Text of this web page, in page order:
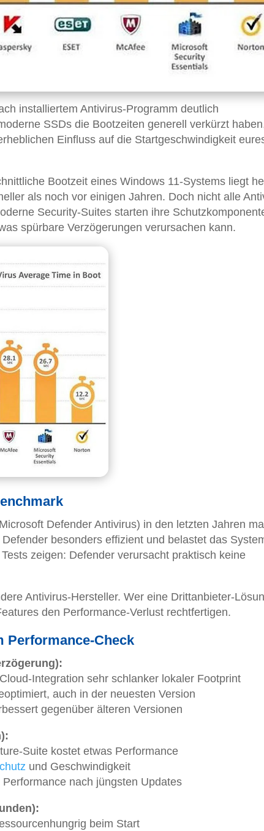
installiertem Antivirus-Programm deutlich
SSDs die Bootzeiten generell verkürzt
Einfluss auf die Startgeschwindigkeit
Bootzeit eines Windows 11-Systems liegt
als noch vor einigen Jahren. Doch nicht alle
Security-Suites starten ihre
spürbare Verzögerungen verursachen kann.
Defender Antivirus) in den letzten Jahren
besonders effizient und belastet das
zeigen: Defender verursacht praktisch keine
Antivirus-Hersteller. Wer eine Drittanbieter-
den Performance-Verlust rechtfertigen.
Performance-Check
Integration sehr schlanker lokaler Footprint
auch in der neuesten Version
gegenüber älteren Versionen
Suite kostet etwas Performance
und Geschwindigkeit
nach jüngsten Updates
beim Start